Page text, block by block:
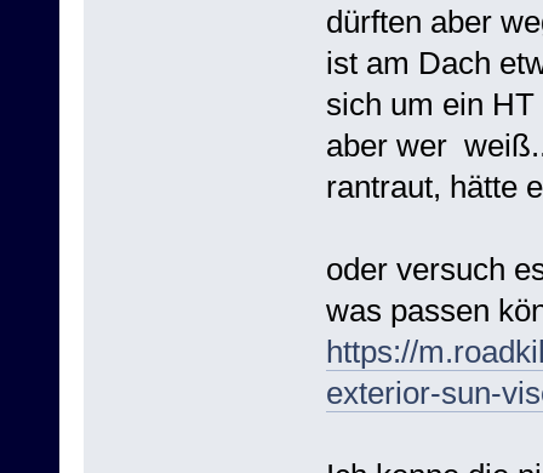
dürften aber
ist am Dach
sich um ein
aber wer
rantraut, hätte
oder versuch
was passen
https://
exterior-sun-